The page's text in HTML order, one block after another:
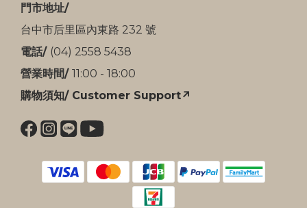
門市地址/
台中市后里區內東路 232 號
電話/ (04) 2558 5438
營業時間/ 11:00 - 18:00
購物須知/ Customer Support↗